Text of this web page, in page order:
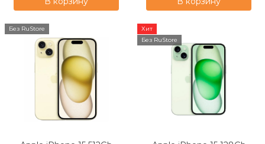
Без RuStore
Хит
Без RuStore